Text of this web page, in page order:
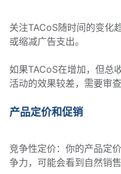
关注TACoS随时间的变化
或缩减广告支出。
如果TACoS在增加，但总
活动的效果较差，需要审查
产品定价和促销
竞争性定价：你的产品定
争力，可能会看到自然销